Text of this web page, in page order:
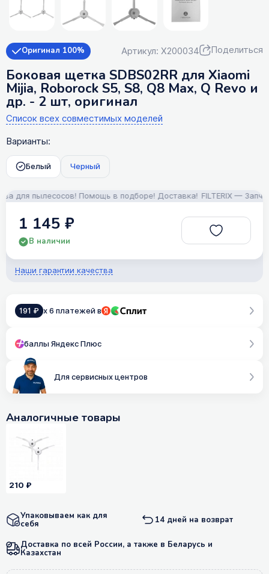
Оригинал 100% Артикул: X200034 Поделиться
Боковая щетка SDBS02RR для Xiaomi
Mijia, Roborock S5, S8, Q8 Max, Q Revo и
др. - 2 шт, оригинал
Список всех совместимых моделей
Варианты:
Белый Черный
пылесосов! Помощь в подборе! Доставка! FILTERIX — Запчасти,
1 145 ₽
В наличии
Наши гарантии качества
191 ₽ x 6 платежей в
баллы Яндекс Плюс
Для сервисных центров
Аналогичные товары
210 ₽
Упаковываем как для
себя 14 дней на возврат
Доставка по всей России, а также в Беларусь и
Казахстан